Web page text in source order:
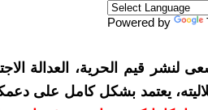
Powered by
قيم الحرية، العدالة
يعتمد بشكل كامل على